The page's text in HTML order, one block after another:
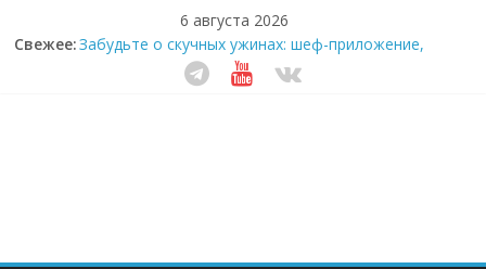
6 августа 2026
Свежее:Забудьте о скучных ужинах: шеф-приложение,
которое видит вашу еду насквозь
Небо зовёт: как бизнес на полётах дронов и
Секрет супергидратации: почему кокосовая вода с